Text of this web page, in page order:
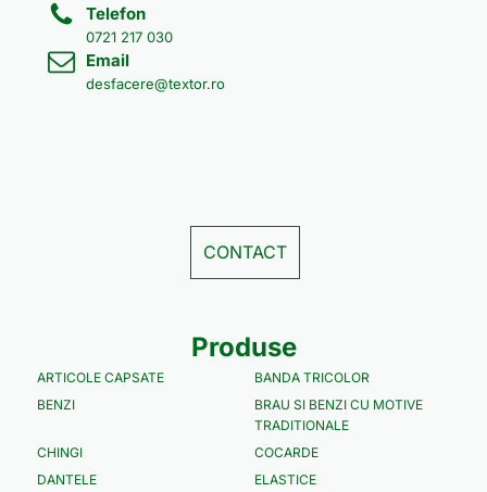
Telefon
0721 217 030
Email
desfacere@textor.ro
CONTACT
Produse
ARTICOLE CAPSATE
BANDA TRICOLOR
BENZI
BRAU SI BENZI CU MOTIVE
TRADITIONALE
CHINGI
COCARDE
DANTELE
ELASTICE